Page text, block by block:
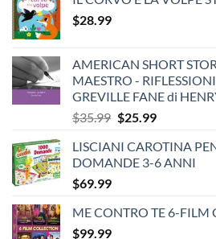
$28.99
AMERICAN SHORT
MAESTRO -
GREVILLE FANE di
$35.99 Original
was:
$35.99.
$25.99Current
is:
$25.99.
LISCIANI CAROTINA
DOMANDE 3-6 ANNI
$69.99
ME CONTRO TE 6-FILM
$99.99